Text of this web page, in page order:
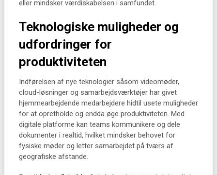
eller mindsker værdiskabelsen i samfundet.
Teknologiske muligheder og
udfordringer for
produktiviteten
Indførelsen af nye teknologier såsom videomøder,
cloud-løsninger og samarbejdsværktøjer har givet
hjemmearbejdende medarbejdere hidtil usete muligheder
for at opretholde og endda øge produktiviteten. Med
digitale platforme kan teams kommunikere og dele
dokumenter i realtid, hvilket mindsker behovet for
fysiske møder og letter samarbejdet på tværs af
geografiske afstande.